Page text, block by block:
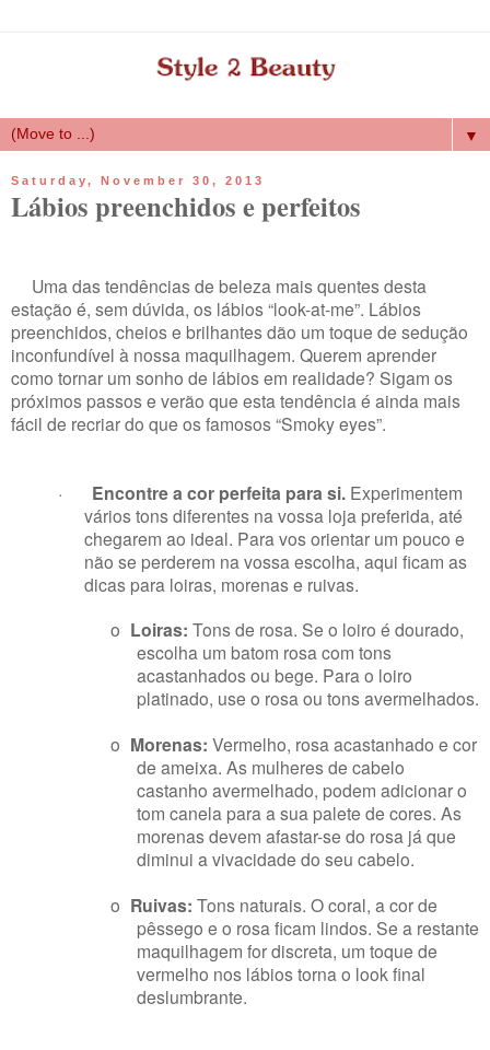
▼
Saturday, November 30, 2013
Lábios preenchidos e perfeitos
Uma das tendências de beleza mais quentes desta
estação é, sem dúvida, os lábios “look-at-me”. Lábios
preenchidos, cheios e brilhantes dão um toque de sedução
inconfundível à nossa maquilhagem. Querem aprender
como tornar um sonho de lábios em realidade? Sigam os
próximos passos e verão que esta tendência é ainda mais
fácil de recriar do que os famosos “Smoky eyes”.
· Encontre a cor perfeita para si.Experimentem
vários tons diferentes na vossa loja preferida, até
chegarem ao ideal. Para vos orientar um pouco e
não se perderem na vossa escolha, aqui ficam as
dicas para loiras, morenas e ruivas.
o Loiras: Tons de rosa. Se o loiro é dourado,
escolha um batom rosa com tons
acastanhados ou bege. Para o loiro
platinado, use o rosa ou tons avermelhados.
o Morenas: Vermelho, rosa acastanhado e cor
de ameixa. As mulheres de cabelo
castanho avermelhado, podem adicionar o
tom canela para a sua palete de cores. As
morenas devem afastar-se do rosa já que
diminui a vivacidade do seu cabelo.
o Ruivas: Tons naturais. O coral, a cor de
pêssego e o rosa ficam lindos. Se a restante
maquilhagem for discreta, um toque de
vermelho nos lábios torna o look final
deslumbrante.